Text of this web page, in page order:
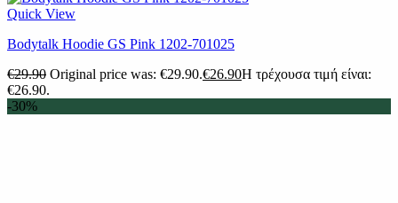
Quick View
Bodytalk Hoodie GS Pink 1202-701025
€29.90 Original price was: €29.90.€26.90Η τρέχουσα τιμή είναι:
€26.90.
-30%